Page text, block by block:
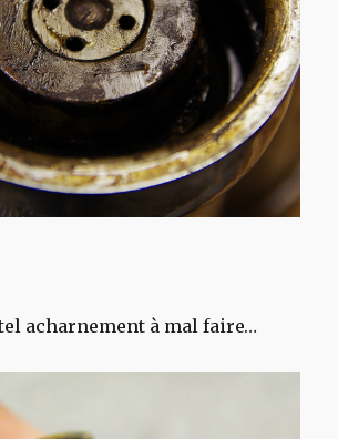
acharnement à mal faire…